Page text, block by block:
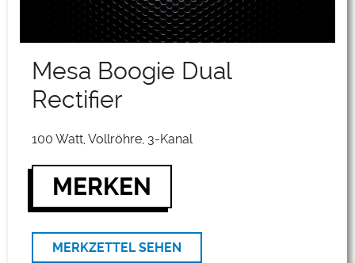
Mesa Boogie Dual
Rectifier
100 Watt, Vollröhre, 3-Kanal
MERKEN
MERKZETTEL SEHEN